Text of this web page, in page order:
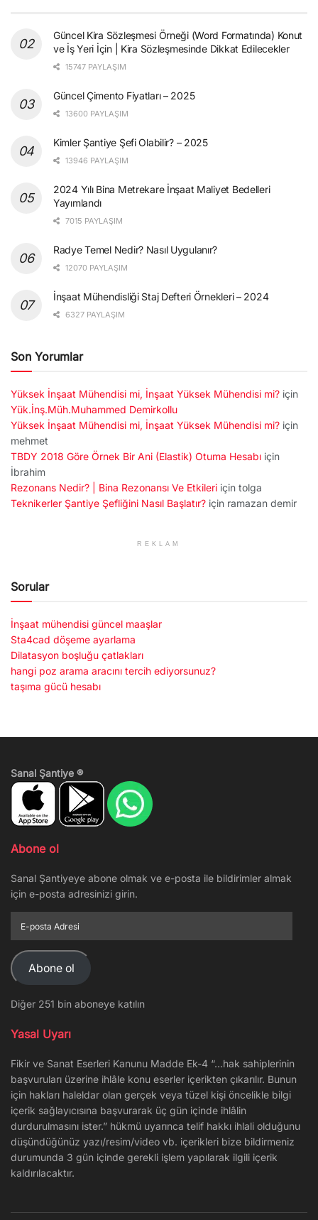
Güncel Kira Sözleşmesi Örneği (Word Formatında) Konut
ve İş Yeri İçin | Kira Sözleşmesinde Dikkat Edilecekler
15747 PAYLAŞIM
Güncel Çimento Fiyatları – 2025
13600 PAYLAŞIM
Kimler Şantiye Şefi Olabilir? – 2025
13946 PAYLAŞIM
2024 Yılı Bina Metrekare İnşaat Maliyet Bedelleri
Yayımlandı
7015 PAYLAŞIM
Radye Temel Nedir? Nasıl Uygulanır?
12070 PAYLAŞIM
İnşaat Mühendisliği Staj Defteri Örnekleri – 2024
6327 PAYLAŞIM
Son Yorumlar
Yüksek İnşaat Mühendisi mi, İnşaat Yüksek Mühendisi mi? için
Yük.İnş.Müh.Muhammed Demirkollu
Yüksek İnşaat Mühendisi mi, İnşaat Yüksek Mühendisi mi? için
mehmet
TBDY 2018 Göre Örnek Bir Ani (Elastik) Otuma Hesabı için
İbrahim
Rezonans Nedir? | Bina Rezonansı Ve Etkileri için tolga
Teknikerler Şantiye Şefliğini Nasıl Başlatır? için ramazan demir
REKLAM
Sorular
İnşaat mühendisi güncel maaşlar
Sta4cad döşeme ayarlama
Dilatasyon boşluğu çatlakları
hangi poz arama aracını tercih ediyorsunuz?
taşıma gücü hesabı
Sanal Şantiye ®
Abone ol
Sanal Şantiyeye abone olmak ve e-posta ile bildirimler almak
için e-posta adresinizi girin.
posta
Adresi
Abone ol
Diğer 251 bin aboneye katılın
Yasal Uyarı
Fikir ve Sanat Eserleri Kanunu Madde Ek-4 “…hak sahiplerinin
başvuruları üzerine ihlâle konu eserler içerikten çıkarılır. Bunun
için hakları haleldar olan gerçek veya tüzel kişi öncelikle bilgi
içerik sağlayıcısına başvurarak üç gün içinde ihlâlin
durdurulmasını ister.” hükmü uyarınca telif hakkı ihlali olduğunu
düşündüğünüz yazı/resim/video vb. içerikleri bize bildirmeniz
durumunda 3 gün içinde gerekli işlem yapılarak ilgili içerik
kaldırılacaktır.